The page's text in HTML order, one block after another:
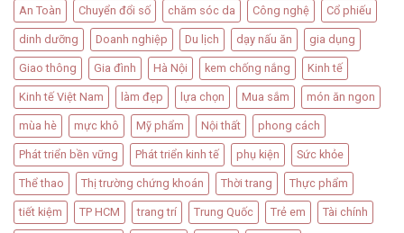
An Toàn Chuyển đổi số chăm sóc da Công nghệ Cổ phiếu
dinh dưỡng Doanh nghiệp Du lịch dạy nấu ăn gia dụng
Giao thông Gia đình Hà Nội kem chống nắng Kinh tế
Kinh tế Việt Nam làm đẹp lựa chọn Mua sắm món ăn ngon
mùa hè mực khô Mỹ phẩm Nội thất phong cách
Phát triển bền vững Phát triển kinh tế phụ kiện Sức khỏe
Thể thao Thị trường chứng khoán Thời trang Thực phẩm
tiết kiệm TP HCM trang trí Trung Quốc Trẻ em Tài chính